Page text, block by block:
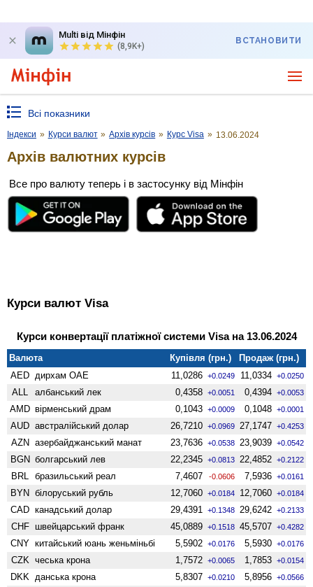
Multi від Мінфін
(8,9K+)
ВСТАНОВИТИ
Всі показники
Індекси » Курси валют » Архів курсів » Курс Visa » 13.06.2024
Архів валютних курсів
Все про валюту теперь і в застосунку від Мінфін
Курси валют Visa
Курси конвертації платіжної системи Visa на 13.06.2024
Валюта Купівля (грн.)
Продаж (грн.)
AED дирхам ОАЕ 11,0286 +0.0249 11,0334 +0.0250
ALL албанський лек 0,4358 +0.0051 0,4394 +0.0053
AMD вiрменський драм 0,1043 +0.0009 0,1048 +0.0001
AUD австралійський долар 26,7210 +0.0969 27,1747 +0.4253
AZN азербайджанський манат 23,7636 +0.0538 23,9039 +0.0542
BGN болгарський лев 22,2345 +0.0813 22,4852 +0.2122
BRL бразильський реал 7,4607 -0.0606 7,5936 +0.0161
BYN білоруський рубль 12,7060 +0.0184 12,7060 +0.0184
CAD канадський долар 29,4391 +0.1348 29,6242 +0.2133
CHF швейцарський франк 45,0889 +0.1518 45,5707 +0.4282
CNY китайський юань женьмiньбi 5,5902 +0.0176 5,5930 +0.0176
CZK чеська крона 1,7572 +0.0065 1,7853 +0.0154
DKK данська крона 5,8307 +0.0210 5,8956 +0.0566